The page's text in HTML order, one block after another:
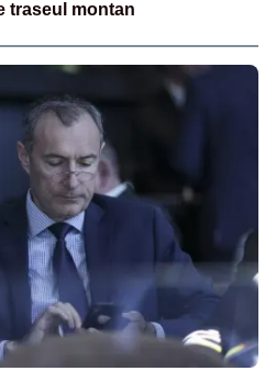
traseul montan